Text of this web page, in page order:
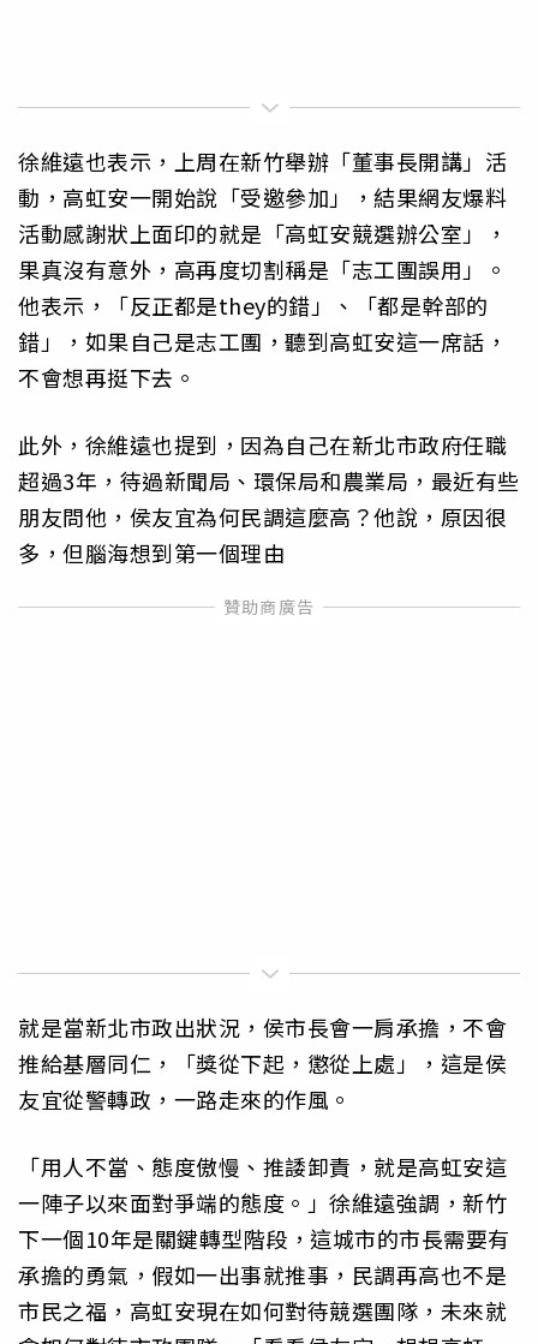
徐維遠也表示，上周在新竹舉辦「董事長開講」活
動，高虹安一開始說「受邀參加」，結果網友爆料
活動感謝狀上面印的就是「高虹安競選辦公室」，
果真沒有意外，高再度切割稱是「志工團誤用」。
他表示，「反正都是they的錯」、「都是幹部的
錯」，如果自己是志工團，聽到高虹安這一席話，
不會想再挺下去。
此外，徐維遠也提到，因為自己在新北市政府任職
超過3年，待過新聞局、環保局和農業局，最近有些
朋友問他，侯友宜為何民調這麼高？他說，原因很
多，但腦海想到第一個理由
就是當新北市政出狀況，侯市長會一肩承擔，不會
推給基層同仁，「獎從下起，懲從上處」，這是侯
友宜從警轉政，一路走來的作風。
「用人不當、態度傲慢、推諉卸責，就是高虹安這
一陣子以來面對爭端的態度。」徐維遠強調，新竹
下一個10年是關鍵轉型階段，這城市的市長需要有
承擔的勇氣，假如一出事就推事，民調再高也不是
市民之福，高虹安現在如何對待競選團隊，未來就